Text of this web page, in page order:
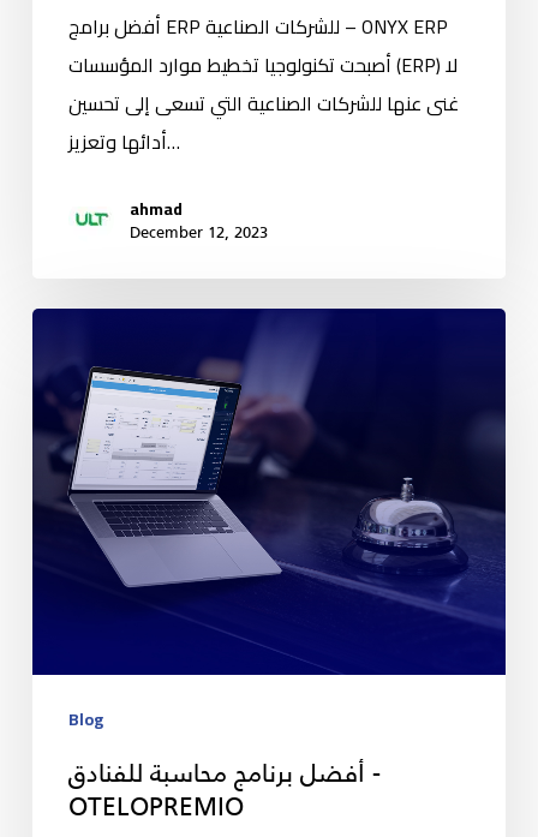
أفضل برامج ERP للشركات الصناعية – ONYX ERP
أصبحت تكنولوجيا تخطيط موارد المؤسسات (ERP) لا
غنى عنها للشركات الصناعية التي تسعى إلى تحسين
أدائها وتعزيز…
ahmad
December 12, 2023
Blog
أفضل برنامج محاسبة للفنادق -
OTELOPREMIO